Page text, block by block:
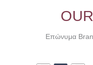
Επώνυμα